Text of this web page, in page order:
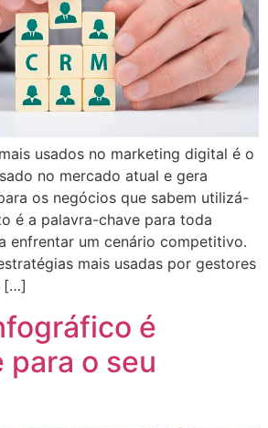
usados no marketing digital é o
no mercado atual e gera
os negócios que sabem utilizá-
é a palavra-chave para toda
enfrentar um cenário competitivo.
mais usadas por gestores
[…]
é
o seu